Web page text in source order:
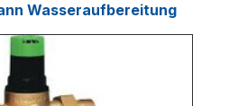
Wasseraufbereitung